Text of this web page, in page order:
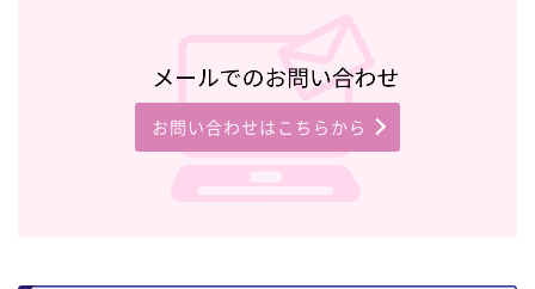
お問い合わせはこちらから